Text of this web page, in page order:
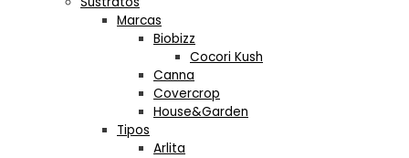
Marcas
Biobizz
Cocori Kush
Canna
Covercrop
House&Garden
Tipos
Arlita